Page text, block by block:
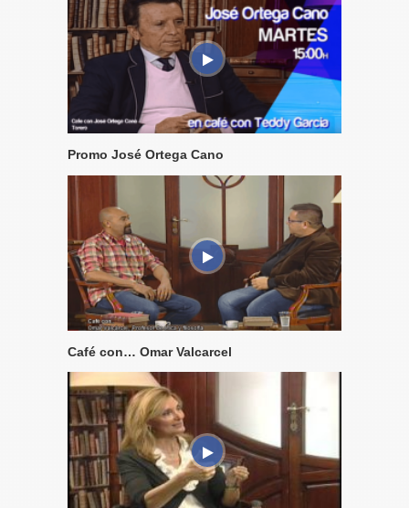
Promo José Ortega Cano
Café con… Omar Valcarcel